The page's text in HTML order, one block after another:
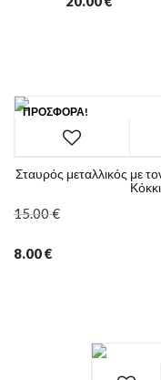
ΠΡΟΣΦΟΡΆ!
Σταυρός μεταλλικός με
15.00€
8.00€